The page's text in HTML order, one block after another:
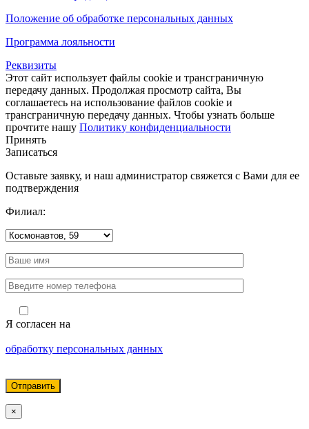
Положение об обработке персональных данных
Программа лояльности
Реквизиты
Этот сайт использует файлы cookie и трансграничную
передачу данных. Продолжая просмотр сайта, Вы
соглашаетесь на использование файлов cookie и
трансграничную передачу данных. Чтобы узнать больше
прочтите нашу Политику конфиденциальности
Принять
Записаться
Оставьте заявку, и наш администратор свяжется с Вами для ее
подтверждения
Филиал:
Я согласен на
обработку персональных данных
×